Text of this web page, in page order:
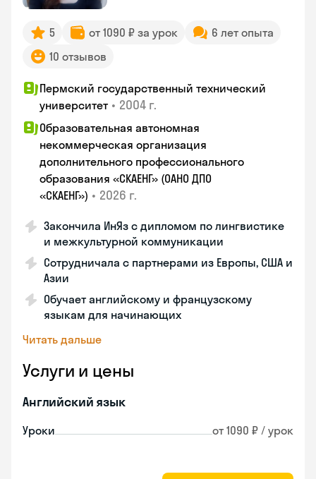
5 от 1090 ₽ за урок
6 лет опыта
10 отзывов
Пермский государственный технический
университет • 2004 г.
Образовательная автономная
некоммерческая организация
дополнительного профессионального
образования «СКАЕНГ» (ОАНО ДПО
«СКАЕНГ») • 2026 г.
Закончила ИнЯз с дипломом по лингвистике
и межкультурной коммуникации
Сотрудничала с партнерами из Европы, США и
Азии
Обучает английскому и французскому
языкам для начинающих
Читать дальше
Услуги и цены
Английский язык
Уроки от 1090 ₽ / урок